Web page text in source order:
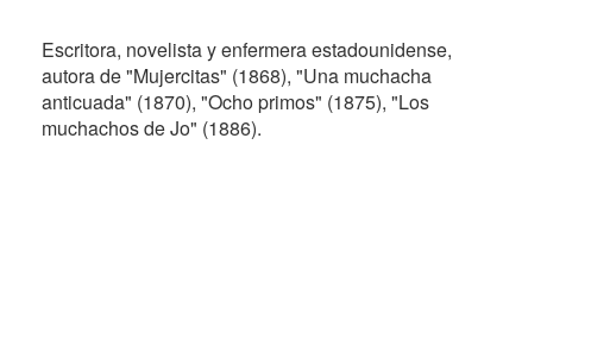
Escritora, novelista y enfermera estadounidense,
autora de "Mujercitas" (1868), "Una muchacha
anticuada" (1870), "Ocho primos" (1875), "Los
muchachos de Jo" (1886).